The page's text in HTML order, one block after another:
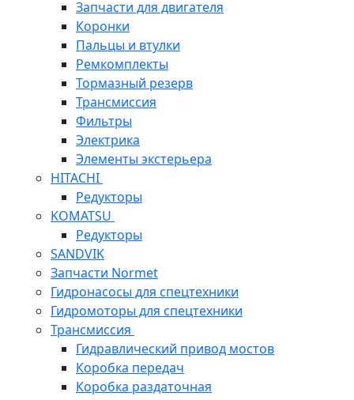
Запчасти для двигателя
Коронки
Пальцы и втулки
Ремкомплекты
Тормазный резерв
Трансмиссия
Фильтры
Электрика
Элементы экстерьера
HITACHI
Редукторы
KOMATSU
Редукторы
SANDVIK
Запчасти Normet
Гидронасосы для спецтехники
Гидромоторы для спецтехники
Трансмиссия
Гидравлический привод мостов
Коробка передач
Коробка раздаточная